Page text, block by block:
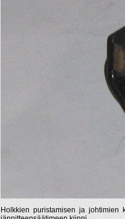
Holkkien puristamisen ja